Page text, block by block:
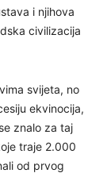
i njihova
civilizacija
svijeta, no
ekvinocija,
znalo za taj
traje 2.000
od prvog